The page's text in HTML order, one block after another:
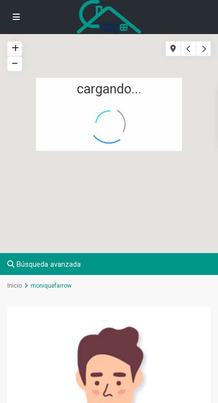
cargando...
Búsqueda avanzada
Inicio moniquefarrow